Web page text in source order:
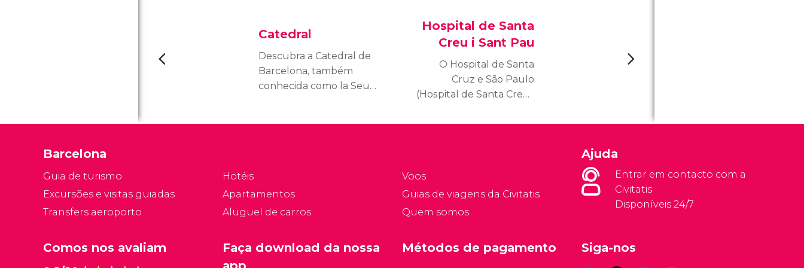
Catedral
Descubra a Catedral de
Barcelona, também
conhecida como la Seu
Hospital de Santa
Creu i Sant Pau
O Hospital de Santa
Cruz e São Paulo
(Hospital de Santa Creu i
um impressionante
seu filho.
Barcelona
Guia de turismo
Excursões e visitas guiadas
Transfers aeroporto
Hotéis
Apartamentos
Aluguel de carros
Voos
Guias de viagens da Civitatis
Quem somos
Ajuda
Entrar em contacto com a
Civitatis
Disponíveis 24/7
Comos nos avaliam
Siga-nos
Faça download da nossa
Métodos de pagamento